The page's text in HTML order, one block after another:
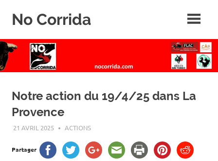
No Corrida
de
la
corrida
Notre action du 19/4/25 dans La
Provence
21 AVRIL 2025 ROGER LAHANA
ACTIONS
Partager